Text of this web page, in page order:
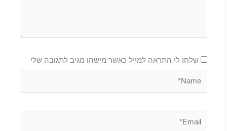
שלחו לי התראה למייל כאשר מישהו מגיב לתגובה שלי